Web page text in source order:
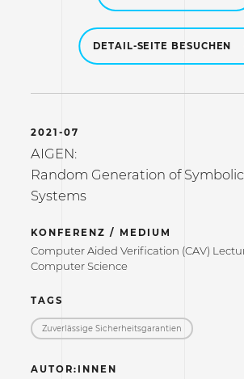
DETAIL-SEITE BESUCHEN
2021-07
AIGEN:
Random Generation of
Systems
KONFERENZ / MEDIUM
Computer Aided Verification (CAV)
Computer Science
TAGS
Zuverlässige Sicherheitsgarantien
AUTOR:INNEN